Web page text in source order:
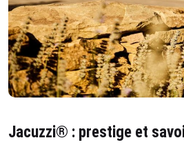
Jacuzzi® : prestige et